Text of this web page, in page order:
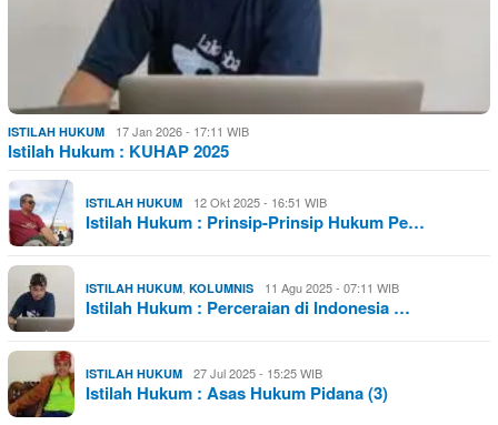
ISTILAH HUKUM 17 Jan 2026 - 17:11 WIB
Istilah Hukum : KUHAP 2025
ISTILAH HUKUM 12 Okt 2025 - 16:51 WIB
Istilah Hukum : Prinsip-Prinsip Hukum Pe…
ISTILAH HUKUM, KOLUMNIS 11 Agu 2025 - 07:11 WIB
Istilah Hukum : Perceraian di Indonesia …
ISTILAH HUKUM 27 Jul 2025 - 15:25 WIB
Istilah Hukum : Asas Hukum Pidana (3)